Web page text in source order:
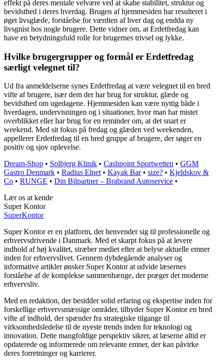
effekt på deres mentale velvære ved at skabe stabilitet, struktur og
bevidsthed i deres hverdag. Brugen af hjemmesiden har resulteret i
øget livsglæde, forståelse for værdien af hver dag og endda ny
livsgnist hos nogle brugere. Dette vidner om, at Erdetfredag kan
have en betydningsfuld rolle for brugernes trivsel og lykke.
Hvilke brugergrupper og formål er Erdetfredag
særligt velegnet til?
Ud fra anmeldelserne synes Erdetfredag at være velegnet til en bred
vifte af brugere, især dem der har brug for struktur, glæde og
bevidsthed om ugedagene. Hjemmesiden kan være nyttig både i
hverdagen, undervisningen og i situationer, hvor man har mistet
overblikket eller har brug for en reminder om, at det snart er
weekend. Med sit fokus på fredag og glæden ved weekenden,
appellerer Erdetfredag til en bred gruppe af brugere, der søger en
positiv og sjov oplevelse.
Dream-Shop • Solbjerg Klinik • Cashpoint Sportwetten • GGM
Gastro Denmark • Radius Elnet • Kayak Bar• size? • Kjeldskov &
Co • RUNGE • Din Bilpartner – Brabrand Autoservice •
Lær os at kende
Super Kontor
SuperKontor
Super Kontor er en platform, der henvender sig til professionelle og
erhvervsdrivende i Danmark. Med et skarpt fokus på at levere
indhold af høj kvalitet, stræber mediet efter at belyse aktuelle emner
inden for erhvervslivet. Gennem dybdegående analyser og
informative artikler ønsker Super Kontor at udvide læsernes
forståelse af de komplekse sammenhænge, der præger det moderne
erhvervsliv.
Med en redaktion, der besidder solid erfaring og ekspertise inden for
forskellige erhvervsmæssige områder, tilbyder Super Kontor en bred
vifte af indhold, der spænder fra strategiske tilgange til
virksomhedsledelse til de nyeste trends inden for teknologi og
innovation. Dette mangfoldige perspektiv sikrer, at læserne altid er
opdaterede og informerede om relevante emner, der kan påvirke
deres forretninger og karrierer.